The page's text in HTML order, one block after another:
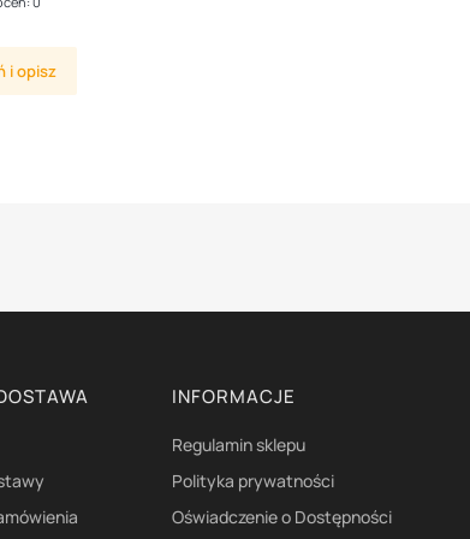
i opisz
INFORMACJE
Regulamin sklepu
Polityka prywatności
Oświadczenie o Dostępności